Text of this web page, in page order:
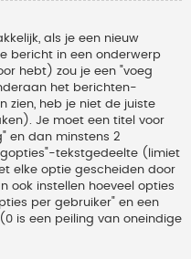
als je een nieuw
bericht in een onderwerp
hebt) zou je een "voeg
het berichten-
heb je niet de juiste
Je moet een titel voor
en dan minstens 2
tekstgedeelte (limiet
elke optie gescheiden door
ook instellen hoeveel opties
per gebruiker" en een
is een peiling van oneindige